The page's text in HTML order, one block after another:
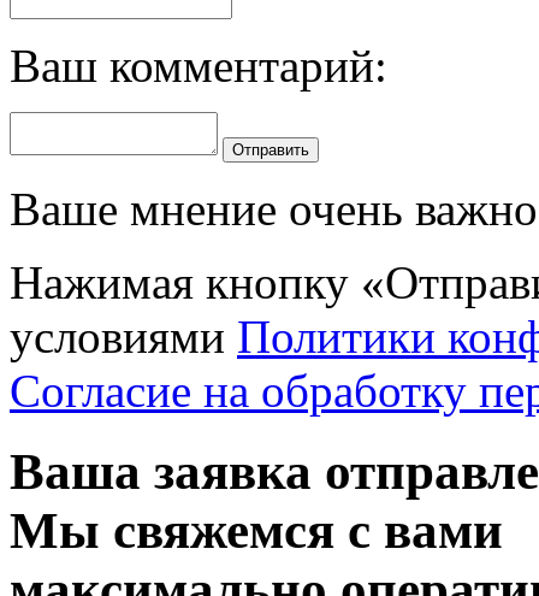
Ваш комментарий:
Отправить
Ваше мнение очень
Нажимая кнопку
условиями Политики
Согласие на обработку
Ваша заявка
Мы свяжемся с вами